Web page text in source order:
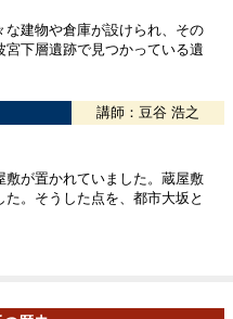
な建物や倉庫が設けられ、その
下層遺跡で見つかっている遺
講師：豆谷 浩之
敷が置かれていました。蔵屋敷
。そうした点を、都市大坂と